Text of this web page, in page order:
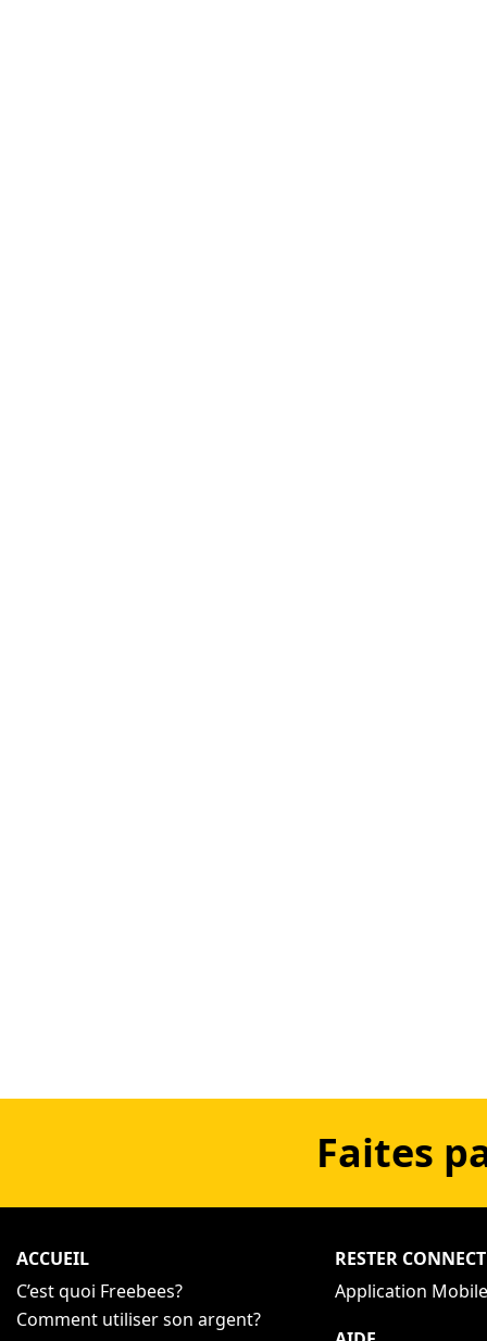
Faites
ACCUEIL
C’est quoi Freebees?
Comment utiliser son argent?
RESTER
Application Mobile